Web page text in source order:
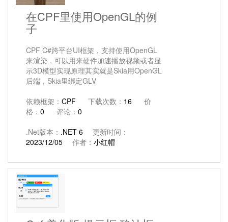
在CPF里使用OpenGL的例
子
CPF C#跨平台UI框架，支持使用OpenGL
来渲染，可以用来硬件加速播放视频或者显
示3D模型实现原理其实就是Skia用OpenGL
后端，Skia里绑定GLV
依赖框架： CPF 下载次数： 16
价
格： 0 评论： 0
.Net版本： .NET 6
更新时间：
2023/12/05
作者： 小红帽